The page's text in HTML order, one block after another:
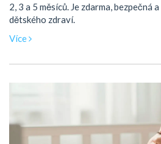
2, 3 a 5 měsíců. Je zdarma, bezpečná
dětského zdraví.
Více